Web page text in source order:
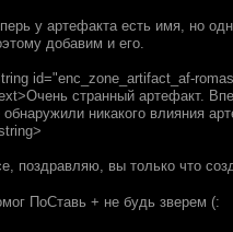
у артефакта есть имя, но
добавим и его.
id="enc_zone_artifact_af-
странный артефакт.
обнаружили никакого влияния
поздравляю, вы только что
ПоСтавь + не будь зверем (: